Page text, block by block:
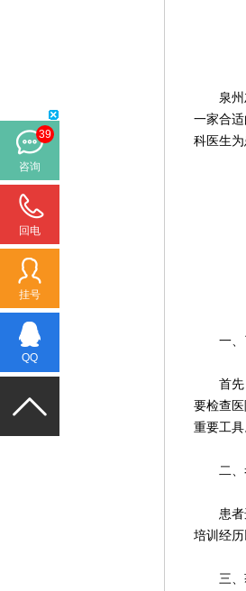
泉州灰
一家合
科医生
一、
首先，
要检查
重要工具
二、
患者选
培训经
三、
39
咨询
回电
挂号
QQ